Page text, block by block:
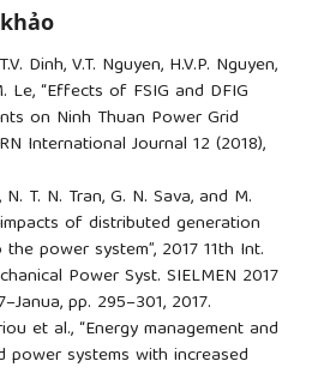
Dinh, V.T. Nguyen, H.V.P. Nguyen,
Le, “Effects of FSIG and DFIG
on Ninh Thuan Power Grid
International Journal 12 (2018),
T. N. Tran, G. N. Sava, and M.
of distributed generation
power system”, 2017 11th Int.
Power Syst. SIELMEN 2017
pp. 295–301, 2017.
et al., “Energy management and
systems with increased